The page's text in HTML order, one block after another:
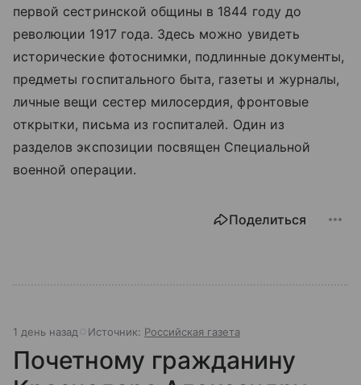
первой сестринской общины в 1844 году до
революции 1917 года. Здесь можно увидеть
исторические фотоснимки, подлинные документы,
предметы госпитального быта, газеты и журналы,
личные вещи сестер милосердия, фронтовые
открытки, письма из госпиталей. Один из
разделов экспозиции посвящен Специальной
военной операции.
Поделиться
1 день назад Источник: Российская газета
Почетному гражданину